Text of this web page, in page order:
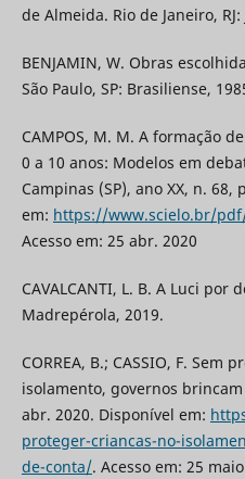
de Almeida. Rio de Janeiro,
BENJAMIN, W. Obras
São Paulo, SP: Brasiliense,
CAMPOS, M. M. A formação
0 a 10 anos: Modelos em
Campinas (SP), ano XX, n. 68,
em: https://www.scielo.br/
Acesso em: 25 abr. 2020
CAVALCANTI, L. B. A Luci por
Madrepérola, 2019.
CORREA, B.; CASSIO, F. Sem
isolamento, governos
abr. 2020. Disponível em:
proteger-criancas-no-
de-conta/. Acesso em: 25